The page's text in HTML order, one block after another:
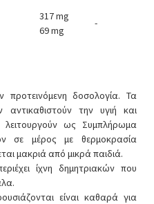
317 mg
69 mg
-
δοσολογία. Τα
την υγιή και
ως Συμπλήρωμα
σε μέρος με θερμοκρασία
μακριά από μικρά παιδιά.
ίχνη δημητριακών που
είναι καθαρά για